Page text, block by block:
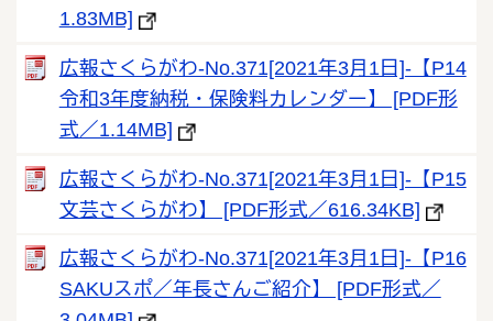
1.83MB]
広報さくらがわ-No.371[2021年3月1日]‐【P14
令和3年度納税・保険料カレンダー】 [PDF形
式／1.14MB]
広報さくらがわ-No.371[2021年3月1日]‐【P15
文芸さくらがわ】 [PDF形式／616.34KB]
広報さくらがわ-No.371[2021年3月1日]‐【P16
SAKUスポ／年長さんご紹介】 [PDF形式／